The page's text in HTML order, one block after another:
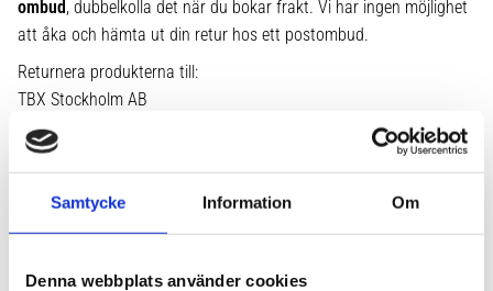
Samtycke Information Om
Denna webbplats använder cookies
ombud, dubbelkolla det när du bokar frakt. Vi har ingen möjlighet
att åka och hämta ut din retur hos ett postombud.
Returnera produkterna till:
TBX Stockholm AB
Slipstensvägen 11
142 50 Skogås